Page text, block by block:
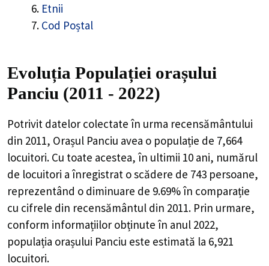
Etnii
Cod Poștal
Evoluția Populației orașului
Panciu (2011 - 2022)
Potrivit datelor colectate în urma recensământului
din 2011, Orașul Panciu avea o populație de 7,664
locuitori. Cu toate acestea, în ultimii 10 ani, numărul
de locuitori a înregistrat oscădere de 743 persoane,
reprezentând o diminuare de 9.69%în comparație
cu cifrele din recensământul din 2011. Prin urmare,
conform informațiilor obținute în anul 2022,
populația orașului Panciu este estimată la 6,921
locuitori.